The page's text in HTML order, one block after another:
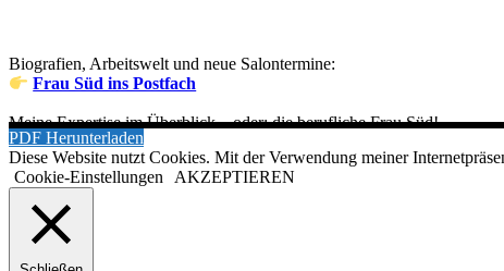
Biografien, Arbeitswelt und neue Salontermine:
Frau Süd ins Postfach
Meine Expertise im Überblick – oder: die berufliche Frau Süd!
PDF Herunterladen
Diese Website nutzt Cookies. Mit der Verwendung meiner
Cookie-Einstellungen
AKZEPTIEREN